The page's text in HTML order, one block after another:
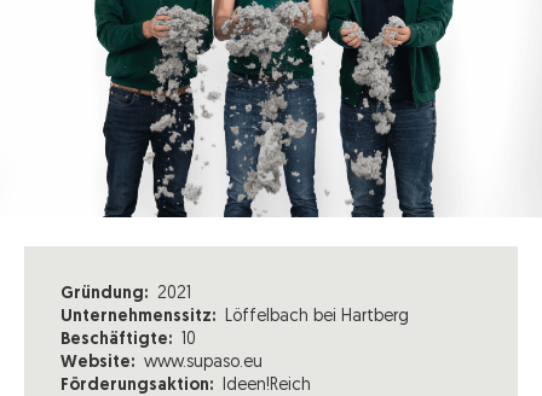
Gründung: 2021
Unternehmenssitz: Löffelbach bei Hartberg
Beschäftigte: 10
Website: www.supaso.eu
Förderungsaktion:
Ideen!Reich